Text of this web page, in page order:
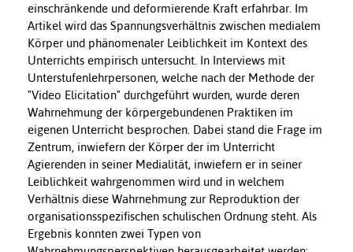
einschränkende und deformierende Kraft erfahrbar. Im
Artikel wird das Spannungsverhältnis zwischen medialem
Körper und phänomenaler Leiblichkeit im Kontext des
Unterrichts empirisch untersucht. In Interviews mit
Unterstufenlehrpersonen, welche nach der Methode der
"Video Elicitation" durchgeführt wurden, wurde deren
Wahrnehmung der körpergebundenen Praktiken im
eigenen Unterricht besprochen. Dabei stand die Frage im
Zentrum, inwiefern der Körper der im Unterricht
Agierenden in seiner Medialität, inwiefern er in seiner
Leiblichkeit wahrgenommen wird und in welchem
Verhältnis diese Wahrnehmung zur Reproduktion der
organisationsspezifischen schulischen Ordnung steht. Als
Ergebnis konnten zwei Typen von